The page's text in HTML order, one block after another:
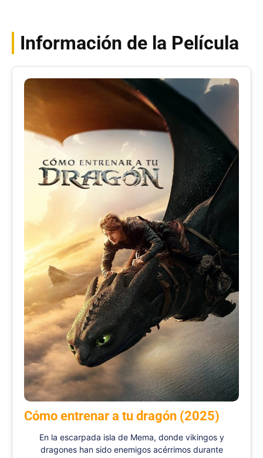
Información de la Película
Cómo entrenar a tu dragón (2025)
En la escarpada isla de Mema, donde vikingos y
dragones han sido enemigos acérrimos durante